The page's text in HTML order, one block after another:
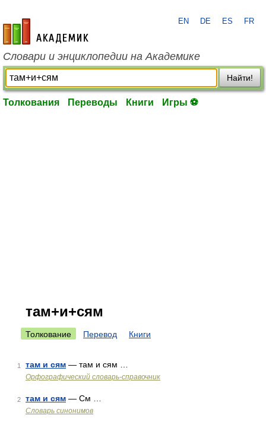
academic.ru
EN DE ES FR
Словари и энциклопедии на Академике
Найти!
Толкования Переводы Книги Игры ⚽
там+и+сям
Толкование Перевод Книги
1 там и сям — там и сям …
Орфографический словарь-справочник
2 там и сям — См …
Словарь синонимов